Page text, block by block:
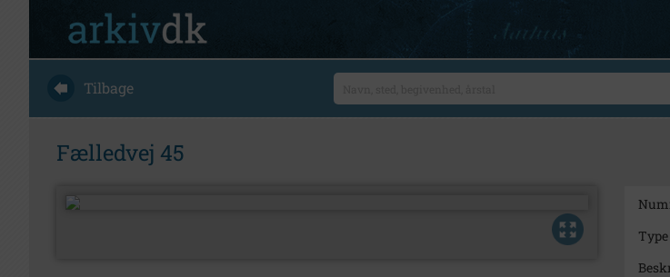
Tilbage
Fælledvej 45
Type